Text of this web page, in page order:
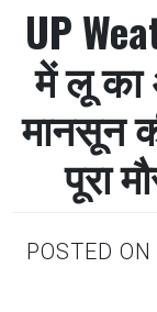
UP
में लू का
मानसून
पूरा
POSTED ON